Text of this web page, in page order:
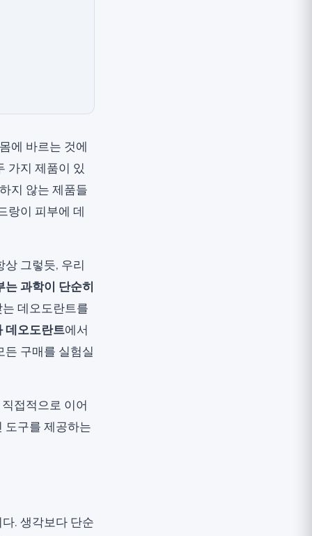
에 바르는 것에
가지 제품이 있
지 않는 제품들
랑이 피부에 데
그렇듯, 우리
과학이 단순히
데오도란트를
데오도란트에서
든 구매를 실험실
접적으로 이어
도구를 제공하는
. 생각보다 단순